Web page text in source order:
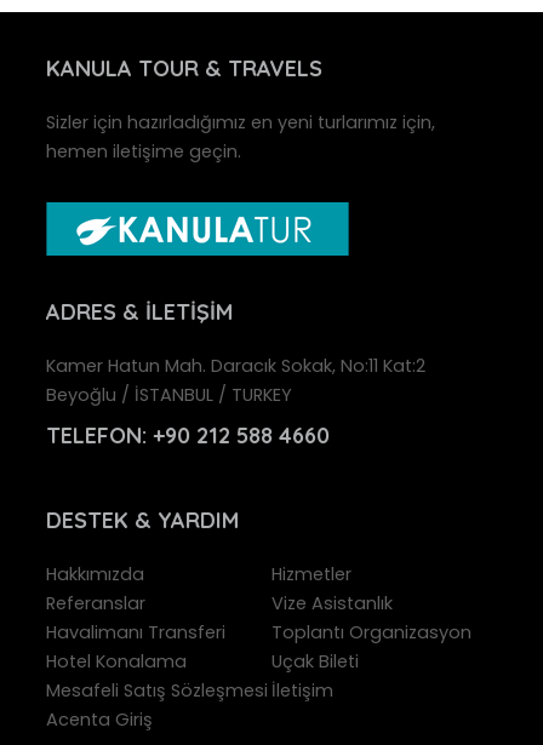
KANULA TOUR & TRAVELS
Sizler için hazırladığımız en yeni turlarımız için,
hemen iletişime geçin.
ADRES & İLETIŞIM
Kamer Hatun Mah. Daracık Sokak, No:11 Kat:2
Beyoğlu / İSTANBUL / TURKEY
TELEFON: +90 212 588 4660
DESTEK & YARDIM
Hakkımızda
Hizmetler
Referanslar
Vize Asistanlık
Havalimanı Transferi
Toplantı Organizasyon
Hotel Konalama
Uçak Bileti
Mesafeli Satış Sözleşmesi İletişim
Acenta Giriş